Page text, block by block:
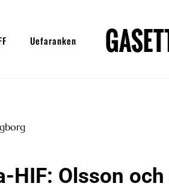
Uefaranken
HIF: Olsson